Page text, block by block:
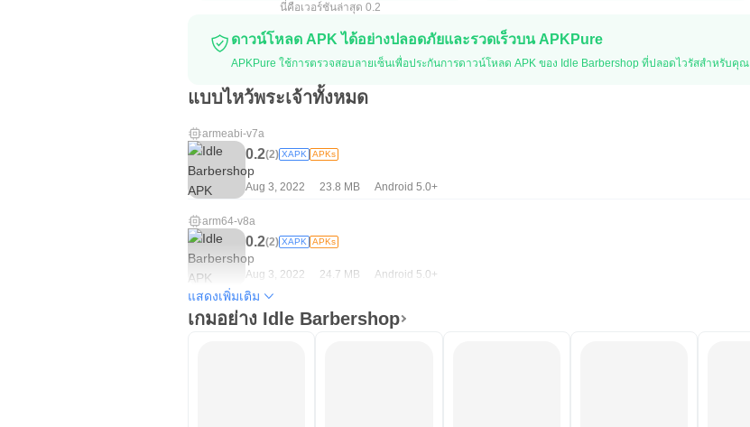
นี่คือเวอร์ชันล่าสุด 0.2
ดาวน์โหลด APK ได้อย่างปลอดภัยและรวดเร็วบน APKPure
APKPure ใช้การตรวจสอบลายเซ็นเพื่อประกันการดาวน์โหลด APK ของ Idle Barbershop ที่ปลอดไวรัสสำหรับคุณ
แบบไหว้พระเจ้าทั้งหมด
armeabi-v7a
0.2(2) XAPK APKs
Aug 3, 2022 23.8 MB Android 5.0+
arm64-v8a
0.2(2) XAPK APKs
Aug 3, 2022 24.7 MB Android 5.0+
แสดงเพิ่มเติม
เกมอย่าง Idle Barbershop